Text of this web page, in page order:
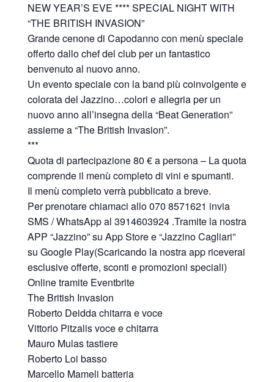
NEW YEAR’S EVE **** SPECIAL NIGHT WITH
“THE BRITISH INVASION”
Grande cenone di Capodanno con menù speciale
offerto dallo chef del club per un fantastico
benvenuto al nuovo anno.
Un evento speciale con la band più coinvolgente e
colorata del Jazzino…colori e allegria per un
nuovo anno all’insegna della “Beat Generation”
assieme a “The British Invasion”.
***
Quota di partecipazione 80 € a persona – La quota
comprende il menù completo di vini e spumanti.
Il menù completo verrà pubblicato a breve.
Per prenotare chiamaci allo 070 8571621 invia
SMS / WhatsApp al 3914603924 .Tramite la nostra
APP “Jazzino” su App Store e “Jazzino Cagliari”
su Google Play(Scaricando la nostra app riceverai
esclusive offerte, sconti e promozioni speciali)
Online tramite Eventbrite
The British Invasion
Roberto Deidda chitarra e voce
Vittorio Pitzalis voce e chitarra
Mauro Mulas tastiere
Roberto Loi basso
Marcello Mameli batteria